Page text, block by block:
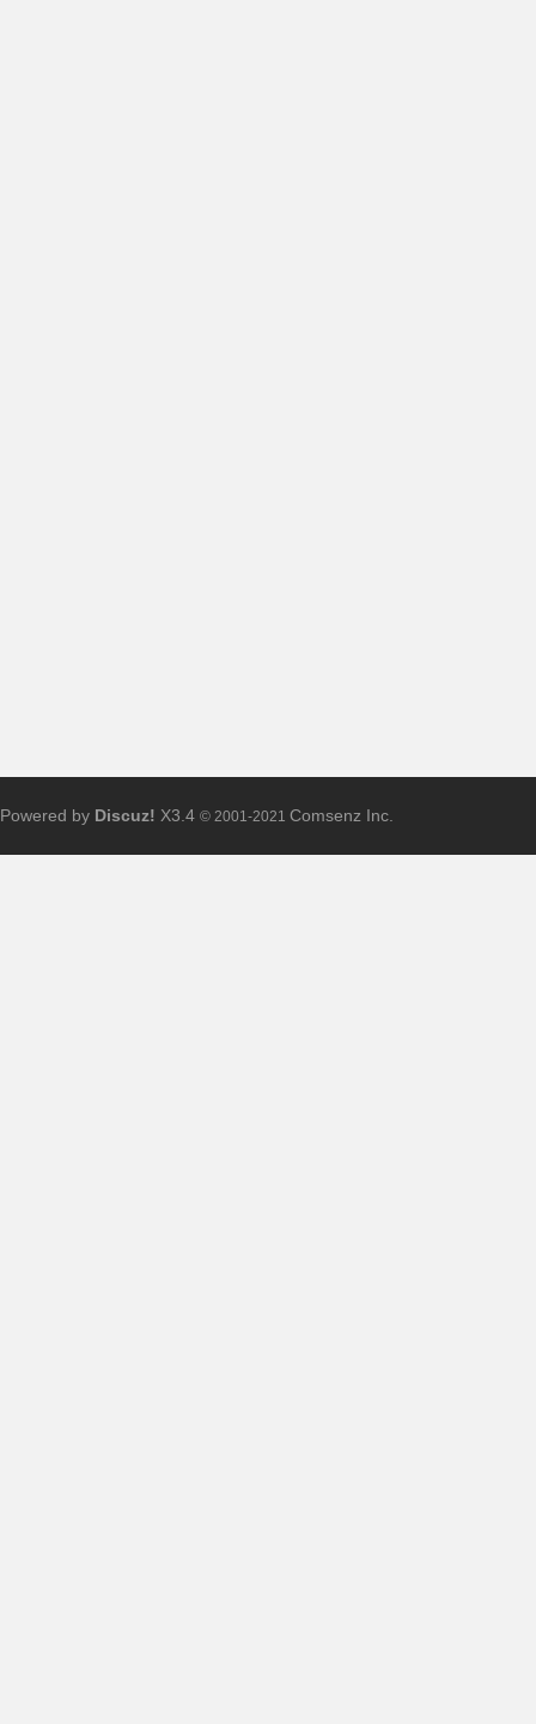
Powered by Discuz! X3.4 © 2001-2021 Comsenz Inc.